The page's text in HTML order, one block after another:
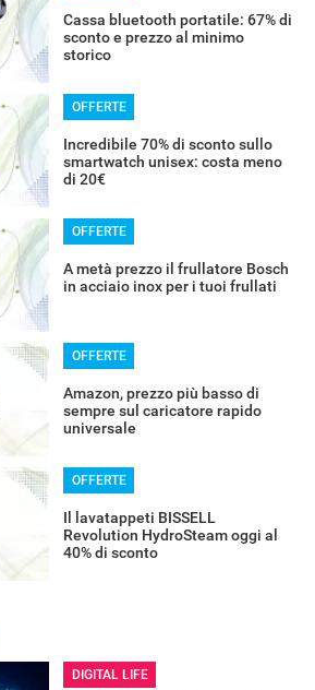
Cassa bluetooth portatile: 67% di
sconto e prezzo al minimo
storico
OFFERTE
Incredibile 70% di sconto sullo
smartwatch unisex: costa meno
di 20€
OFFERTE
A metà prezzo il frullatore Bosch
in acciaio inox per i tuoi frullati
OFFERTE
Amazon, prezzo più basso di
sempre sul caricatore rapido
universale
OFFERTE
Il lavatappeti BISSELL
Revolution HydroSteam oggi al
40% di sconto
DIGITAL LIFE